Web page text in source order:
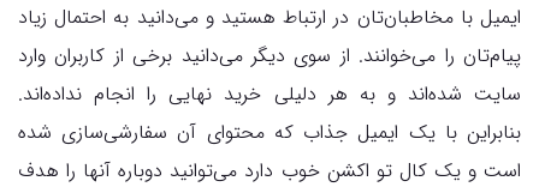
ایمیل با مخاطبان‌تان در ارتباط هستید و می‌دانید به احتمال زیاد
پیام‌تان را می‌خوانند. از سوی دیگر می‌دانید برخی از کاربران وارد
سایت شده‌اند و به هر دلیلی خرید نهایی را انجام نداده‌اند.
بنابراین با یک ایمیل جذاب که محتوای آن سفارشی‌سازی شده
است و یک کال تو اکشن خوب دارد می‌توانید دوباره آنها را هدف